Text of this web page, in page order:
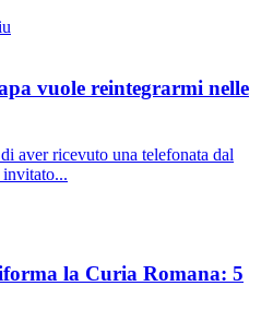
vuole reintegrarmi nelle
aver ricevuto una telefonata dal
invitato...
la Curia Romana: 5